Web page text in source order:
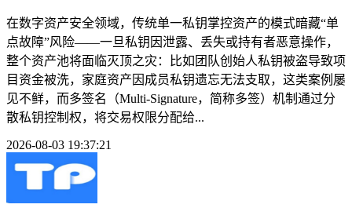
在数字资产安全领域，传统单一私钥掌控资产的模式暗藏“单
点故障”风险——一旦私钥因泄露、丢失或持有者恶意操作，
整个资产池将面临灭顶之灾：比如团队创始人私钥被盗导致项
目资金被洗，家庭资产因成员私钥遗忘无法支取，这类案例屡
见不鲜，而多签名（Multi-Signature，简称多签）机制通过分
散私钥控制权，将交易权限分配给...
2026-08-03 19:37:21